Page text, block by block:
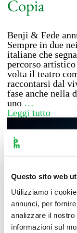
Questo sito web
Utilizziamo i
annunci, per
analizzare il
informazioni sul
Copia
Benji & Fede
Sempre in due
italiane che
percorso
volta il teatro
raccontarsi dal
fase anche nella
uno …
Leggi tutto